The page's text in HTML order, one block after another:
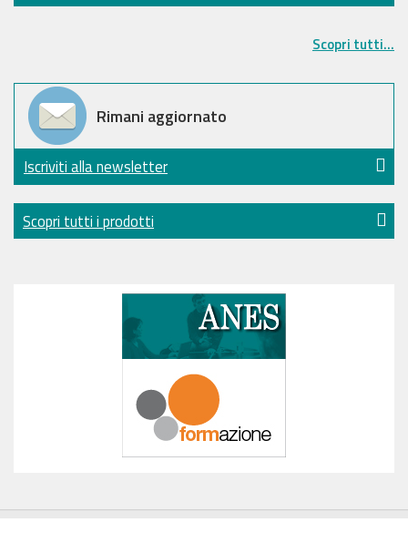
Scopri tutti...
Rimani aggiornato
Iscriviti alla newsletter
Scopri tutti i prodotti